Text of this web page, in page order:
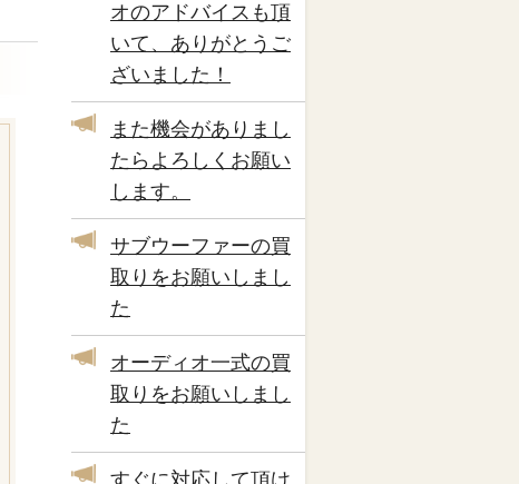
オのアドバイスも頂
いて、ありがとうご
ざいました！
また機会がありまし
たらよろしくお願い
します。
サブウーファーの買
取りをお願いしまし
た
オーディオ一式の買
取りをお願いしまし
た
すぐに対応して頂け